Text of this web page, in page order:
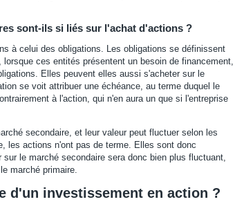
sont-ils si liés sur l'achat d'actions ?
à celui des obligations. Les obligations se définissent
ces entités présentent un besoin de financement,
Elles peuvent elles aussi s'acheter sur le
se voit attribuer une échéance, au terme duquel le
à l'action, qui n'en aura un que si l'entreprise
secondaire, et leur valeur peut fluctuer selon les
les actions n'ont pas de terme. Elles sont donc
le marché secondaire sera donc bien plus fluctuant,
marché primaire.
d'un investissement en action ?